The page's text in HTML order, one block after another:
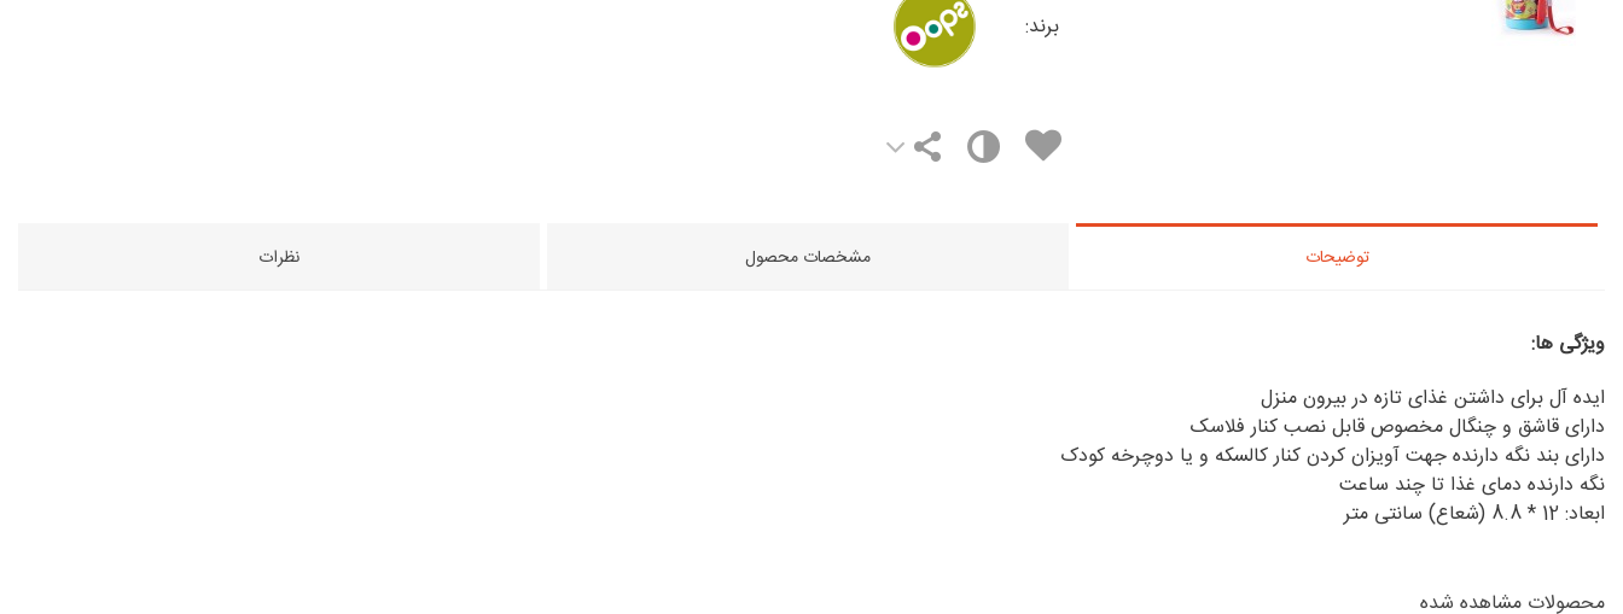
برند:
توضیحات مشخصات محصول نظرات
ویژگی ها:
ایده آل برای داشتن غذای تازه در بیرون منزل
دارای قاشق و چنگال مخصوص قابل نصب کنار فلاسک
دارای بند نگه دارنده جهت آویزان کردن کنار کالسکه و یا دوچرخه کودک
نگه دارنده دمای غذا تا چند ساعت
ابعاد: 12 * 8.8 (شعاع) سانتی متر
محصولات مشاهده شده